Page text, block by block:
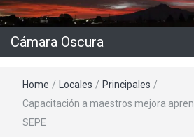
Cámara Oscura
Home / Locales / Principales /
Capacitación a maestros mejora
SEPE